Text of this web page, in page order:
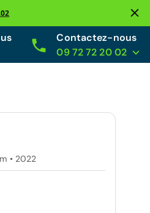
Contactez-nous
09 72 72 20 02
• 2022